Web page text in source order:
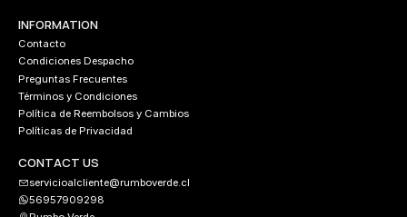
INFORMATION
Contacto
Condiciones Despacho
Preguntas Frecuentes
Términos y Condiciones
Política de Reembolsos y Cambios
Políticas de Privacidad
CONTACT US
servicioalcliente@rumboverde.cl
56957909298